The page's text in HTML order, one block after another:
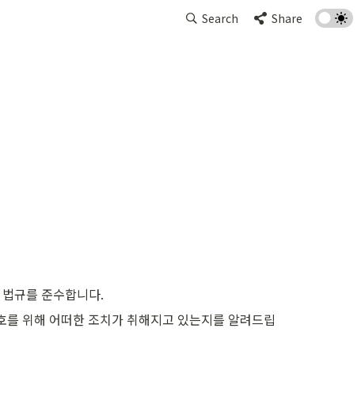
Search Share
규를 준수합니다.
위해 어떠한 조치가 취해지고 있는지를 알려드립